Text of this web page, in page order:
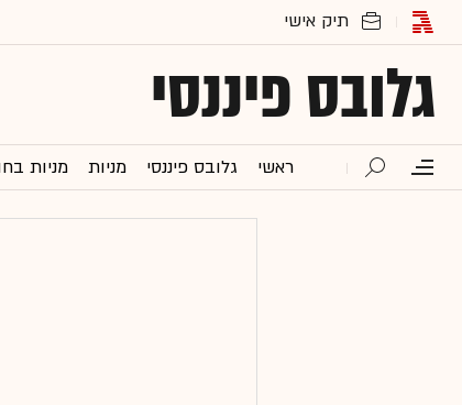
גלובס פיננסי
ראשי גלובס פיננסי מניות מניות